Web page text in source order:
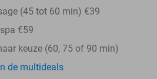
(45 tot 60 min) €39
€59
keuze (60, 75 of 90 min)
de multideals